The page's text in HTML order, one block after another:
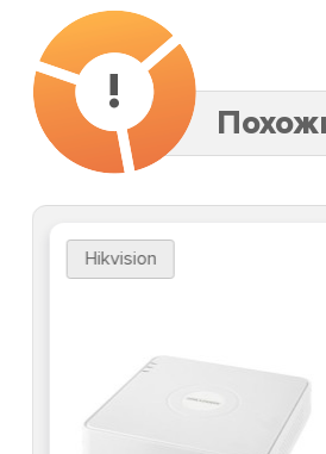
!
Hikvision